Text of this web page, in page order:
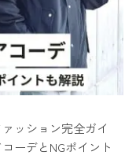
ッション完全ガイ
ーデとNGポイント